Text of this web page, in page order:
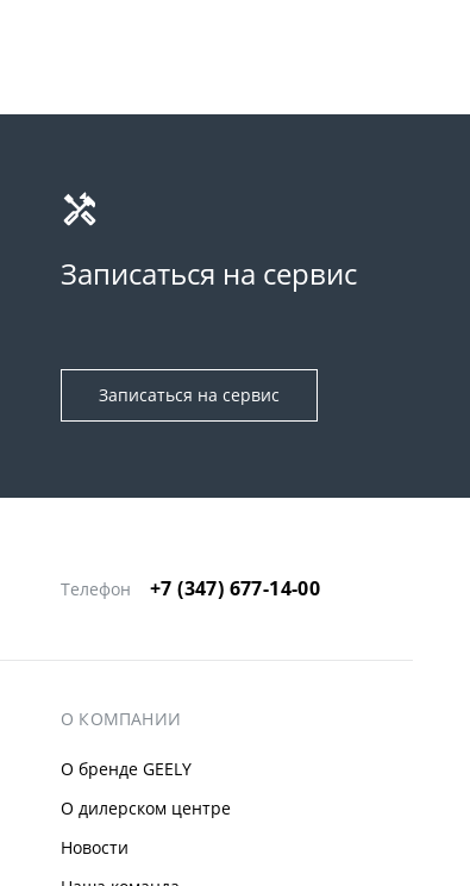
Записаться на сервис
Записаться на сервис
Телефон +7 (347) 677-14-00
О КОМПАНИИ
О бренде GEELY
О дилерском центре
Новости